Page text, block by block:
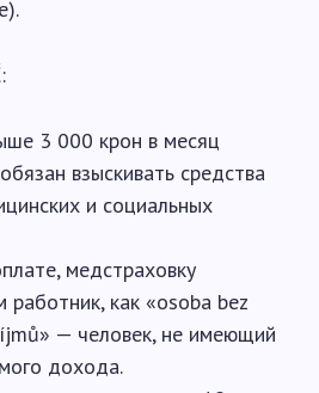
3 000 крон в месяц
взыскивать средства
и социальных
медстраховку
работник, как «osoba bez
— человек, не имеющий
дохода.